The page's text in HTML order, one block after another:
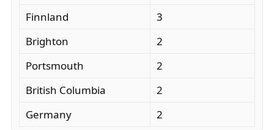
Finnland
3
Brighton
2
Portsmouth
2
British Columbia
2
Germany
2